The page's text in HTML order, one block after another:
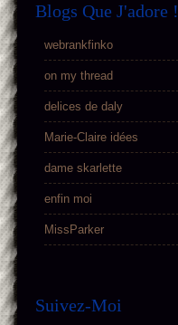
Blogs Que J'adore !
webrankfinko
on my thread
delices de daly
Marie-Claire idées
dame skarlette
enfin moi
MissParker
Suivez-Moi